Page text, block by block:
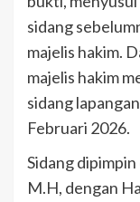
sidang
majelis hakim.
majelis hakim
sidang
Februari 2026.
Sidang
M.H, dengan